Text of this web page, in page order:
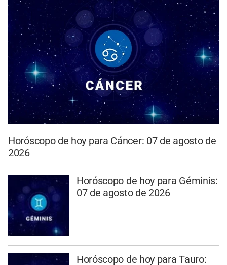
Horóscopo de hoy para Cáncer: 07 de agosto de
2026
Horóscopo de hoy para Géminis:
07 de agosto de 2026
Horóscopo de hoy para Tauro: